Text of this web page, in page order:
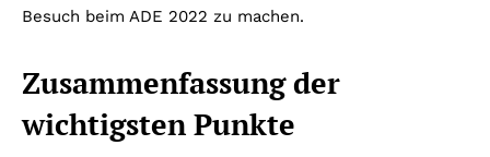
Besuch beim ADE 2022 zu machen.
Zusammenfassung der
wichtigsten Punkte